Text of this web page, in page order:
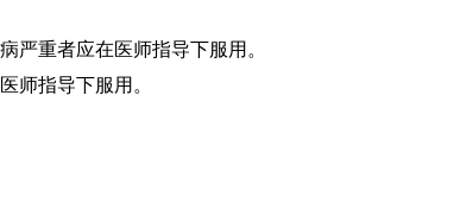
严重者应在医师指导下服用。
师指导下服用。